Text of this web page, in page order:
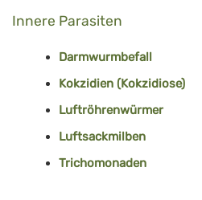
Innere Parasiten
Darmwurmbefall
Kokzidien (Kokzidiose)
Luftröhrenwürmer
Luftsackmilben
Trichomonaden